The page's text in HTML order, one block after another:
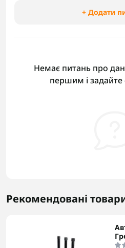
+ Додати
Немає питань про
першим і задайте
Рекомендовані